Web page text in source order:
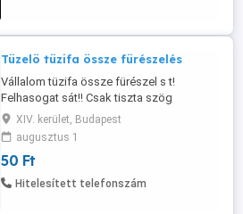
Tüzelö tüzifa össze fürészelés
Vállalom tüzifa össze fürészel s t!
Felhasogat sát!! Csak tiszta szög
vasmentes, s r és beton mentes túzif t
dolgozok fel!! Szöges betonos hullad k f
t ,zsalu deszk t ami betonos nem v
llalok!!!! 06702207679
XIV. kerület, Budapest
augusztus 1
50 Ft
Hitelesített telefonszám